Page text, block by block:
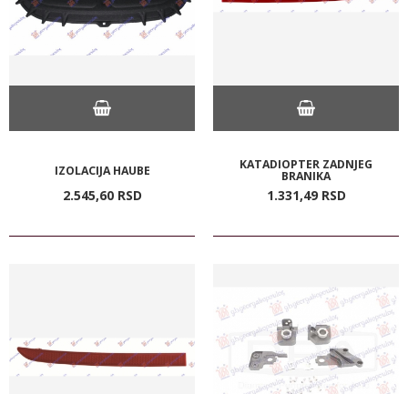
IZOLACIJA HAUBE
2.545,60 RSD
KATADIOPTER ZADNJEG
BRANIKA
1.331,49 RSD